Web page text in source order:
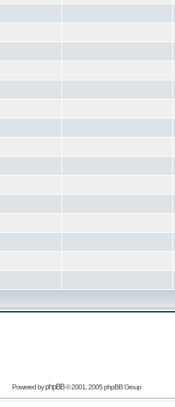
Powered byphpBB© 2001, 2005 phpBB Group